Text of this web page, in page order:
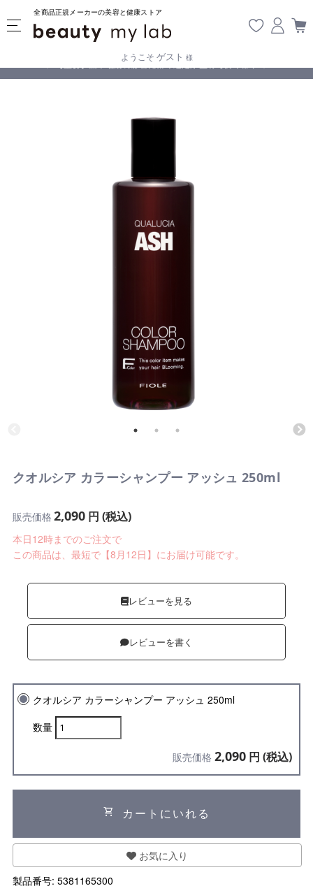
全商品正規メーカーの美容と健康ストア
ようこそ ゲスト 様
【重要】熊本地震の影響により遅延が生じております
クオルシア カラーシャンプー アッシュ 250ml
販売価格 2,090円 (税込)
本日12時までのご注文で
この商品は、最短で【8月12日】にお届け可能です。
レビューを見る
レビューを書く
クオルシア カラーシャンプー アッシュ 250ml
数量
販売価格 2,090 円 (税込)
shopping_cart カートにいれる
お気に入り
製品番号: 5381165300